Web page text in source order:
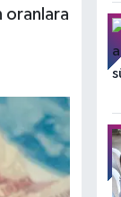
oranlara